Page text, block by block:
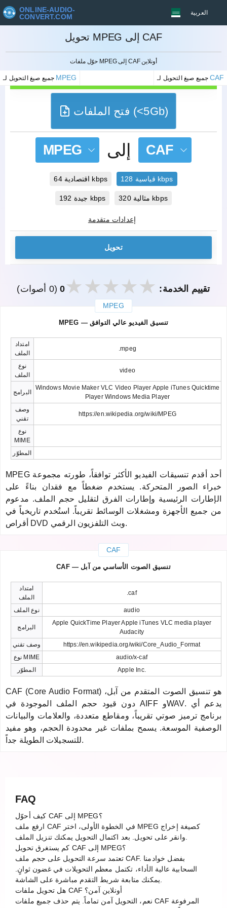
ONLINE-AUDIO-
CONVERT.COM
العربية
تحويل MPEG إلى CAF
حوّل ملفات MPEG إلى CAF أونلاين
MPEG جميع صيغ التحويل لـCAF
إلغاء
فتح الملفات (<5Gb)
MPEG إلى CAF
اقتصادية 64 kbps قياسية 128 kbps
جيدة 192 kbps مثالية 320 kbps
إعدادات متقدمة
تحويل
تقييم الخدمة: 0(0 أصوات)
MPEG
MPEG — تنسيق الفيديو عالي التوافق
امتداد
الملف
.mpeg
نوع
الملف
video
البرامج
Windows Movie Maker VLC Video Player Apple iTunes Quicktime
Player Windows Media Player
وصف
تقني
https://en.wikipedia.org/wiki/MPEG
نوع
MIME
المطوّر
MPEG أحد أقدم تنسيقات الفيديو الأكثر توافقاً، طورته مجموعة
خبراء الصور المتحركة. يستخدم ضغطاً مع فقدان بناءً على
الإطارات الرئيسية وإطارات الفرق لتقليل حجم الملف. مدعوم
من جميع الأجهزة ومشغلات الوسائط تقريباً. استُخدم تاريخياً في
أقراص DVD وبث التلفزيون الرقمي.
CAF
CAF — تنسيق الصوت الأساسي من آبل
امتداد
الملف
.caf
نوع الملف audio
البرامج
Apple QuickTime Player Apple iTunes VLC media player
Audacity
وصف تقني
https://en.wikipedia.org/wiki/Core_Audio_Format
نوع MIME
audio/x-caf
المطوّر
Apple Inc.
CAF (Core Audio Format) هو تنسيق الصوت المتقدم من آبل،
دون قيود حجم الملف الموجودة في AIFF وWAV. يدعم أي
برنامج ترميز صوتي تقريباً، ومقاطع متعددة، والعلامات والبيانات
الوصفية الموسعة. يسمح بملفات غير محدودة الحجم، وهو مفيد
للتسجيلات الطويلة جداً.
FAQ
كيف أحوّل CAF إلى MPEG؟
ارفع ملف CAF في الخطوة الأولى، اختر MPEG كصيغة إخراج
كم يستغرق تحويل CAF إلى MPEG؟
تعتمد سرعة التحويل على حجم ملف CAF. بفضل خوادمنا
السحابية عالية الأداء، تكتمل معظم التحويلات في غضون ثوانٍ.
هل تحويل ملفات CAF أونلاين آمن؟
نعم، التحويل آمن تماماً. يتم حذف جميع ملفات CAF المرفوعة